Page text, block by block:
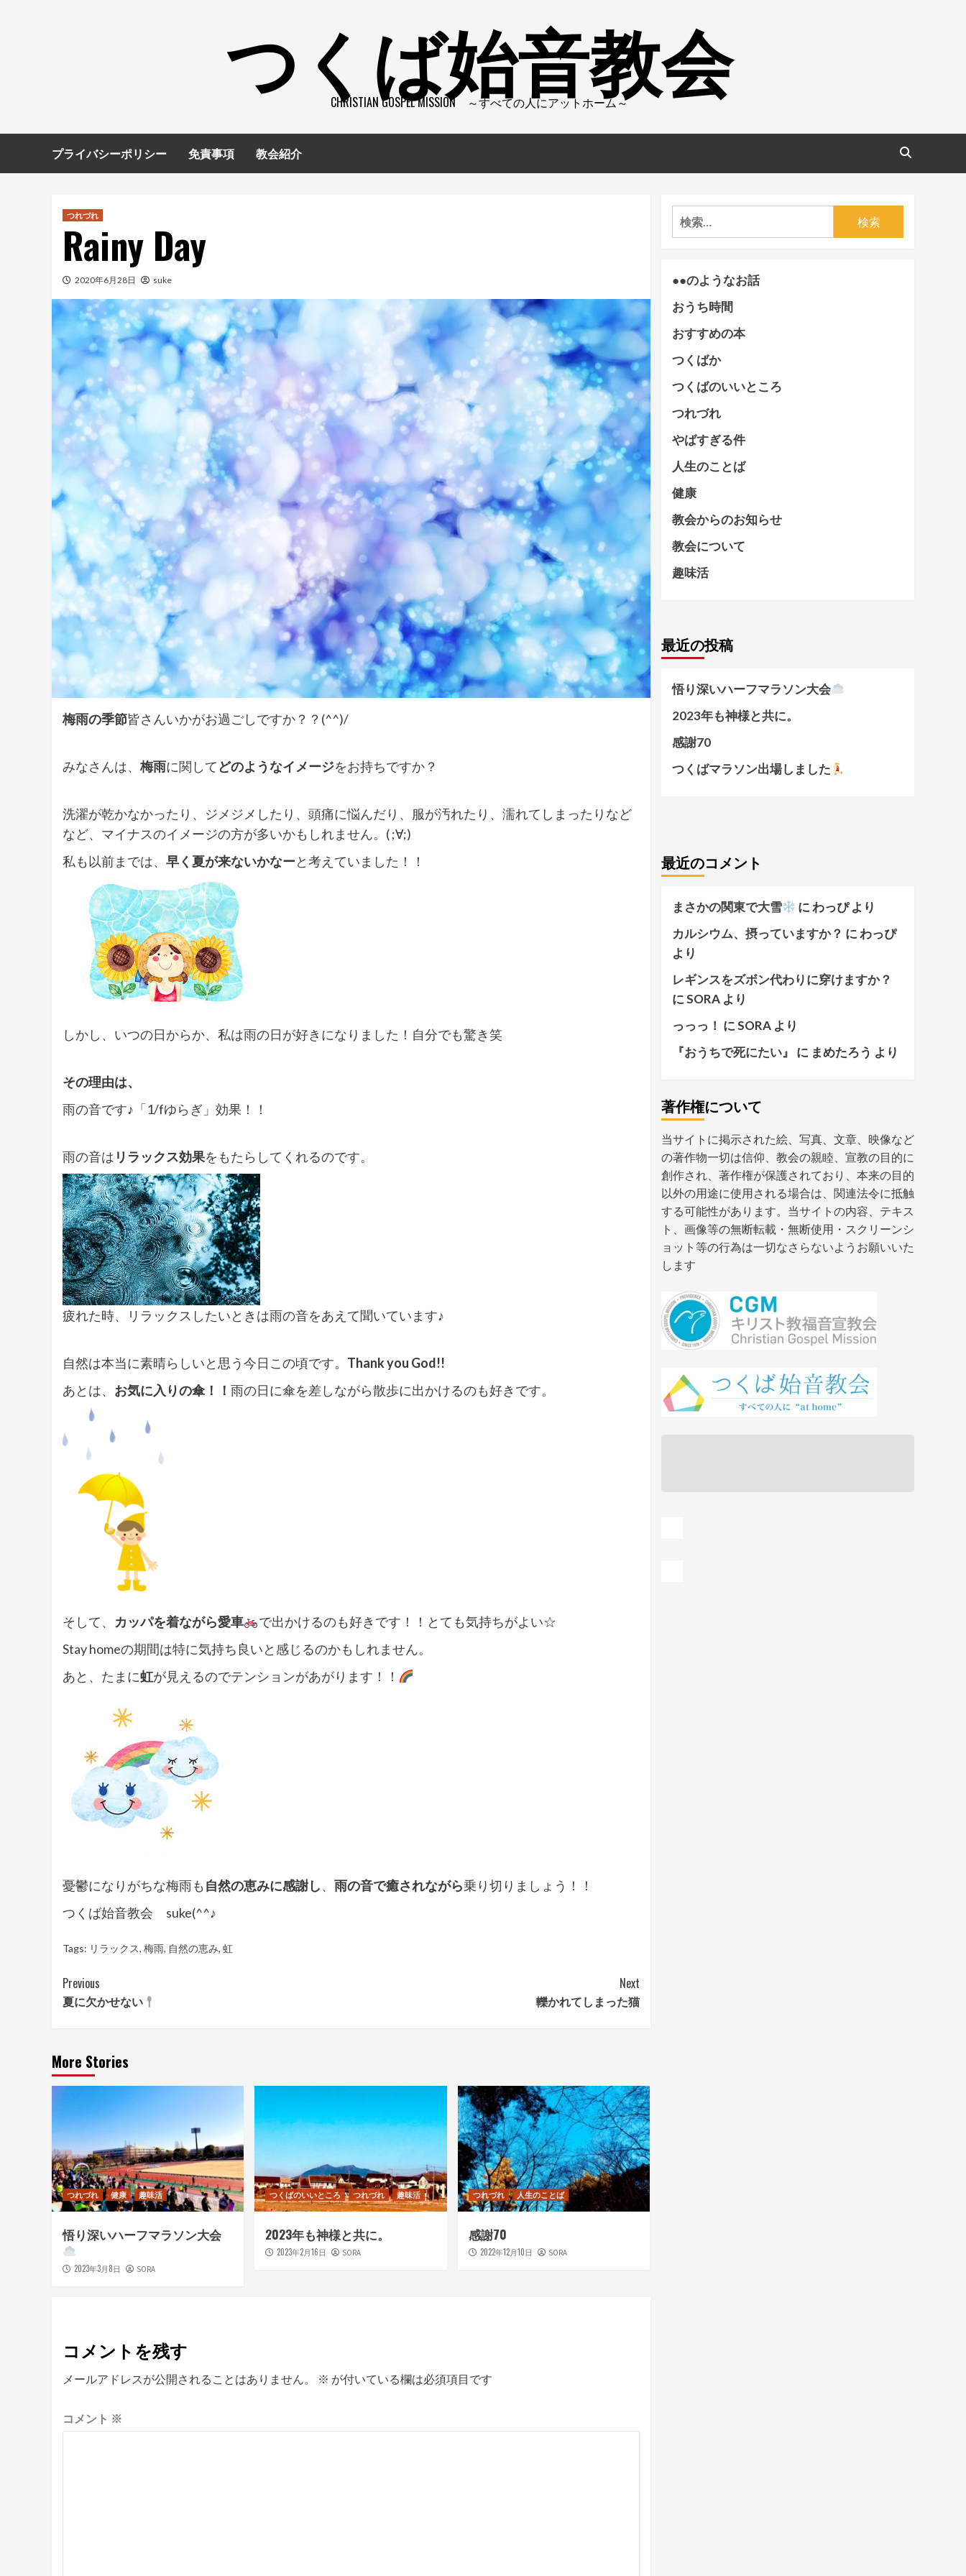
キ
プ
つくば始音教会
CHRISTIAN GOSPEL MISSION ～すべての人にアットホーム～
プライバシーポリシー 免責事項 教会紹介
つれづれ
Rainy Day
2020年6月28日 suke
梅雨の季節皆さんいかがお過ごしですか？？(^^)/
みなさんは、 梅雨に関して どのようなイメージをお持ちですか？
洗濯が乾かなかったり、ジメジメしたり、頭痛に悩んだり、服が汚れたり、濡れてしまったりなど
など、マイナスのイメージの方が多いかもしれません。( ;∀;)
私も以前までは、 早く夏が来ないかなーと考えていました！！
しかし、いつの日からか、 私は雨の日が好きになりました ！自分でも驚き笑
その理由は、
雨の音です♪「1/fゆらぎ」効果！！
雨の音は リラックス効果をもたらしてくれるのです。
疲れた時、リラックスしたいときは雨の音をあえて聞いています♪
自然は本当に素晴らしいと思う今日この頃です。 Thank you God!!
あとは、 お気に入りの傘！！ 雨の日に傘を差しながら散歩に出かけるのも好きです。
そして、 カッパを着ながら愛車
で出かけるのも好きです！！とても気持ちがよい☆
Stay homeの期間は特に気持ち良いと感じるのかもしれません。
あと、たまに虹が見えるのでテンションがあがります！！
憂鬱になりがちな梅雨も 自然の恵みに感謝し、 雨の音で癒されながら乗り切りましょう！！
つくば始音教会 suke(^^♪
Tags: リラックス, 梅雨, 自然の恵み, 虹
Continue
Reading
Previous
夏に欠かせない
Next
轢かれてしまった猫
More Stories
つれづれ 健康 趣味活
悟り深いハーフマラソン大会
2023年3月8日 SORA
つくばのいいところ つれづれ 趣味活
2023年も神様と共に。
2023年2月16日 SORA
つれづれ 人生のことば
感謝70
2022年12月10日 SORA
コメントを残す
メールアドレスが公開されることはありません。 ※ が付いている欄は必須項目です
コメント ※
検
索:
●●のようなお話
おうち時間
おすすめの本
つくばか
つくばのいいところ
つれづれ
やばすぎる件
人生のことば
健康
教会からのお知らせ
教会について
趣味活
最近の投稿
悟り深いハーフマラソン大会
2023年も神様と共に。
感謝70
つくばマラソン出場しました
最近のコメント
まさかの関東で大雪 に わっぴより
カルシウム、摂っていますか？ に わっぴ
より
レギンスをズボン代わりに穿けますか？
にSORAより
っっっ！ にSORAより
『おうちで死にたい』
に まめたろう より
著作権について
当サイトに掲示された絵、写真、文章、映像など
の著作物一切は信仰、教会の親睦、宣教の目的に
創作され、著作権が保護されており、本来の目的
以外の用途に使用される場合は、関連法令に抵触
する可能性があります。当サイトの内容、テキス
ト、画像等の無断転載・無断使用・スクリーンシ
ョット等の行為は一切なさらないようお願いいた
します